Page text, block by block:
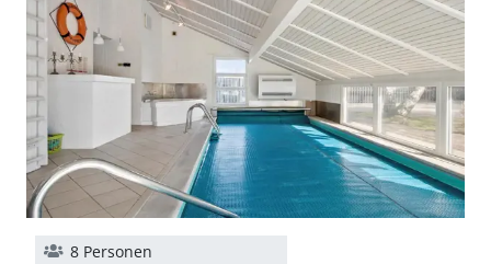
8 Personen